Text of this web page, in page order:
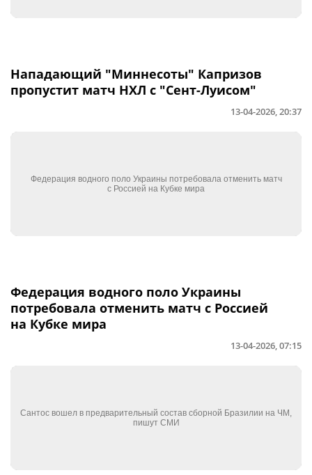
Нападающий "Миннесоты" Капризов
пропустит матч НХЛ с "Сент-Луисом"
13-04-2026, 20:37
Федерация водного поло Украины
потребовала отменить матч с Россией
на Кубке мира
13-04-2026, 07:15